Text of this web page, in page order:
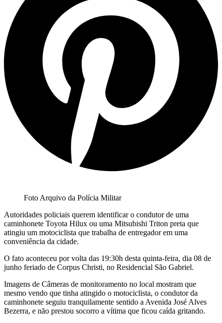
Foto Arquivo da Polícia Militar
Autoridades policiais querem identificar o condutor de uma
caminhonete Toyota Hilux ou uma Mitsubishi Triton preta que
atingiu um motociclista que trabalha de entregador em uma
conveniência da cidade.
O fato aconteceu por volta das 19:30h desta quinta-feira, dia 08 de
junho feriado de Corpus Christi, no Residencial São Gabriel.
Imagens de Câmeras de monitoramento no local mostram que
mesmo vendo que tinha atingido o motociclista, o condutor da
caminhonete seguiu tranquilamente sentido a Avenida José Alves
Bezerra, e não prestou socorro a vítima que ficou caída gritando.